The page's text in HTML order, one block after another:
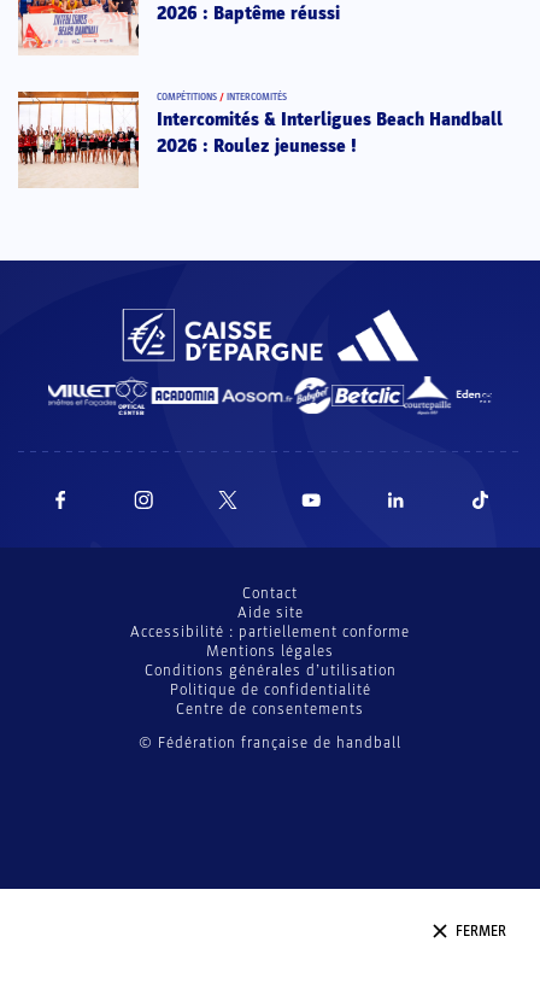
FERMER
2026 : Baptême réussi
COMPÉTITIONS / INTERCOMITÉS
Intercomités & Interligues Beach Handball
2026 : Roulez jeunesse !
© Fédération française de handball
Contact
Aide site
Accessibilité : partiellement conforme
Mentions légales
Conditions générales d’utilisation
Politique de confidentialité
Centre de consentements